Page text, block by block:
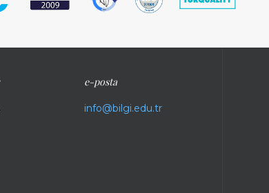
e-posta
info@bilgi.edu.tr